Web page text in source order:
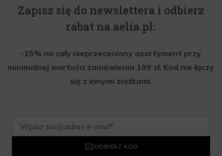
Zapisz się do newslettera i odbierz
rabat na aelia.pl:
-15% na cały nieprzeceniony asortyment przy
minimalnej wartości zamówienia 199 zł. Kod nie łączy
się z innymi zniżkami.
ODBIERZ KOD